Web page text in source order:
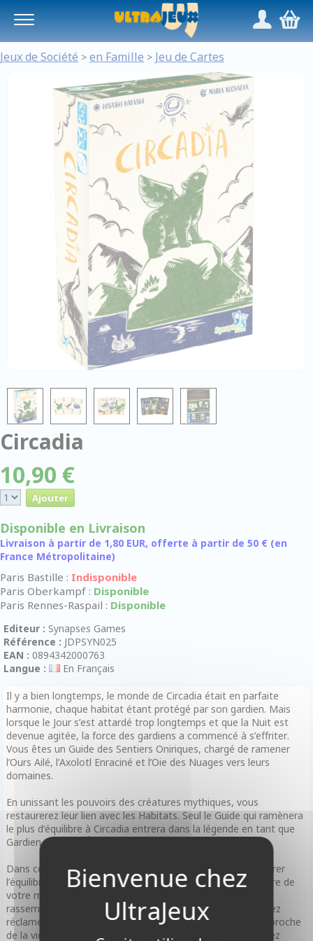
/,
Jeux de Société > en Famille > Jeu de Cartes
Circadia
10,90 €
Disponible en Livraison
Livraison à partir de 1,80 EUR, offerte à partir de 50 € (en
France Métropolitaine)
Paris Bastille : Indisponible
Paris Oberkampf : Disponible
Paris Rennes-Raspail : Disponible
Editeur : Synapses Games
Référence : JDPSYN025
EAN : 0894342000763
Langue :
En Français
Il y a bien longtemps, le monde de Circadia était en parfaite
harmonie, chaque habitat étant protégé par son gardien. Mais
lorsque le Jour s’est attardé trop longtemps et que la Nuit est
devenue agitée, la force des gardiens a commencé à s’effriter.
Vous êtes un Guide des Sentiers Oniriques, chargé de ramener
l’Ours Ailé, l’Axolotl Enraciné et l’Oie des Nuages vers leurs
domaines.
En unissant les pouvoirs des créatures mythiques, vous
restaurerez leur lien avec les Habitats. Seul le Guide qui ramènera
le plus d’équilibre à Circadia entrera dans la légende en tant que
Gardien du Cycle Éternel.
Dans ce jeu de cartes captivant, vous rivalisez pour restaurer
l’équilibre du monde. À votre tour, jouez des cartes Créature de
votre main pour créer de puissants ensembles. Plus vous
rassemblez de créatures, plus les Habitats que vous pourrez
réclamer seront puissants. Chaque carte Habitat vous rapproche
de la victoire en vous octroyant des points d’Équilibre. Gérez